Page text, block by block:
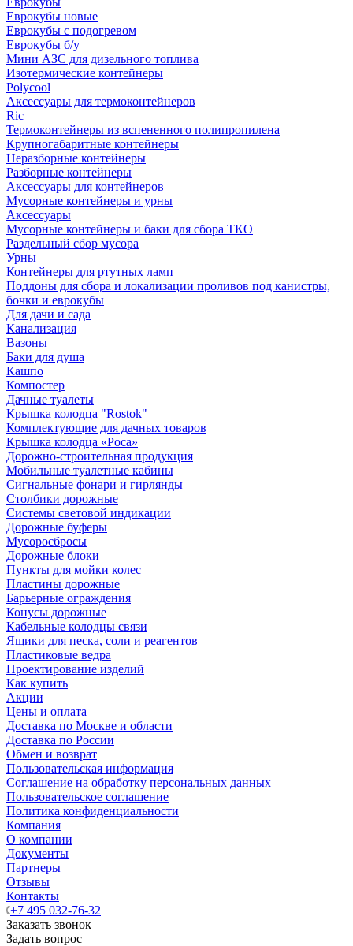
Еврокубы новые
Еврокубы с подогревом
Еврокубы б/у
Мини АЗС для дизельного топлива
Изотермические контейнеры
Polycool
Аксессуары для термоконтейнеров
Ric
Термоконтейнеры из вспененного полипропилена
Крупногабаритные контейнеры
Неразборные контейнеры
Разборные контейнеры
Аксессуары для контейнеров
Мусорные контейнеры и урны
Аксессуары
Мусорные контейнеры и баки для сбора ТКО
Раздельный сбор мусора
Урны
Контейнеры для ртутных ламп
Поддоны для сбора и локализации проливов под канистры,
бочки и еврокубы
Для дачи и сада
Канализация
Вазоны
Баки для душа
Кашпо
Компостер
Дачные туалеты
Крышка колодца "Rostok"
Комплектующие для дачных товаров
Крышка колодца «Роса»
Дорожно-строительная продукция
Мобильные туалетные кабины
Сигнальные фонари и гирлянды
Столбики дорожные
Системы световой индикации
Дорожные буферы
Мусоросбросы
Дорожные блоки
Пункты для мойки колес
Пластины дорожные
Барьерные ограждения
Конусы дорожные
Кабельные колодцы связи
Ящики для песка, соли и реагентов
Пластиковые ведра
Проектирование изделий
Как купить
Акции
Цены и оплата
Доставка по Москве и области
Доставка по России
Обмен и возврат
Пользовательская информация
Соглашение на обработку персональных данных
Пользовательское соглашение
Политика конфиденциальности
Компания
О компании
Документы
Партнеры
Отзывы
Контакты
+7 495 032-76-32
Заказать звонок
Задать вопрос